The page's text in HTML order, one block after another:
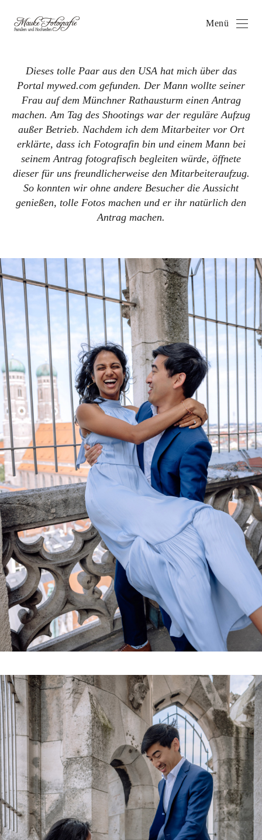
Menü
Dieses tolle Paar aus den USA hat mich über das
Portal mywed.com gefunden. Der Mann wollte seiner
Frau auf dem Münchner Rathausturm einen Antrag
machen. Am Tag des Shootings war der reguläre Aufzug
außer Betrieb. Nachdem ich dem Mitarbeiter vor Ort
erklärte, dass ich Fotografin bin und einem Mann bei
seinem Antrag fotografisch begleiten würde, öffnete
dieser für uns freundlicherweise den Mitarbeiteraufzug.
So konnten wir ohne andere Besucher die Aussicht
genießen, tolle Fotos machen und er ihr natürlich den
Antrag machen.